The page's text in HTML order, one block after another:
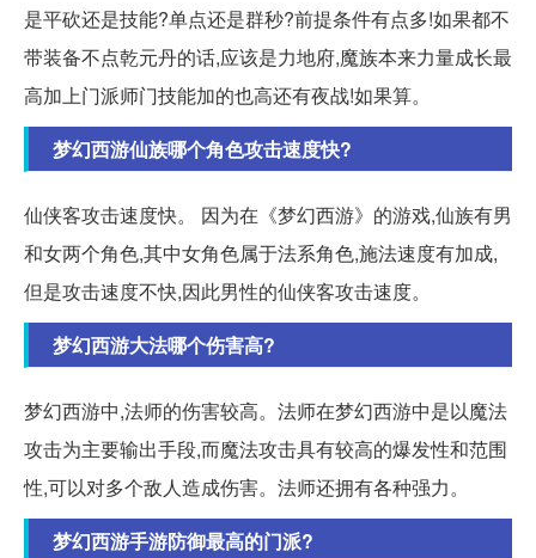
是平砍还是技能?单点还是群秒?前提条件有点多!如果都不
带装备不点乾元丹的话,应该是力地府,魔族本来力量成长最
高加上门派师门技能加的也高还有夜战!如果算。
梦幻西游仙族哪个角色攻击速度快?
仙侠客攻击速度快。 因为在《梦幻西游》的游戏,仙族有男
和女两个角色,其中女角色属于法系角色,施法速度有加成,
但是攻击速度不快,因此男性的仙侠客攻击速度。
梦幻西游大法哪个伤害高?
梦幻西游中,法师的伤害较高。法师在梦幻西游中是以魔法
攻击为主要输出手段,而魔法攻击具有较高的爆发性和范围
性,可以对多个敌人造成伤害。法师还拥有各种强力。
梦幻西游手游防御最高的门派?